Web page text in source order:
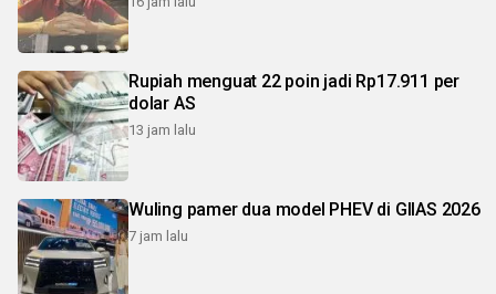
Rupiah menguat 22 poin jadi Rp17.911 per
dolar AS
13 jam lalu
Wuling pamer dua model PHEV di GIIAS 2026
7 jam lalu